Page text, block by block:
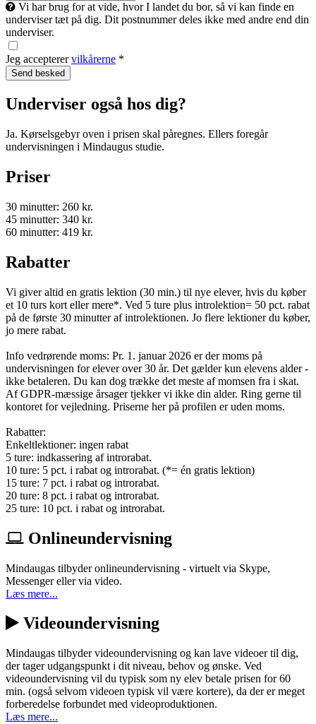
Vi har brug for at vide, hvor I landet du bor, så vi kan finde en
underviser tæt på dig. Dit postnummer deles ikke med andre end din
underviser.
Jeg accepterervilkårerne *
Underviser også hos dig?
Ja. Kørselsgebyr oven i prisen skal påregnes. Ellers foregår
undervisningen i Mindaugus studie.
Priser
30 minutter: 260 kr.
45 minutter: 340 kr.
60 minutter: 419 kr.
Rabatter
Vi giver altid en gratis lektion (30 min.) til nye elever, hvis du køber
et 10 turs kort eller mere*. Ved 5 ture plus introlektion= 50 pct. rabat
på de første 30 minutter af introlektionen. Jo flere lektioner du køber,
jo mere rabat.
Info vedrørende moms: Pr. 1. januar 2026 er der moms på
undervisningen for elever over 30 år. Det gælder kun elevens alder -
ikke betaleren. Du kan dog trække det meste af momsen fra i skat.
Af GDPR-mæssige årsager tjekker vi ikke din alder. Ring gerne til
kontoret for vejledning. Priserne her på profilen er uden moms.
Rabatter:
Enkeltlektioner: ingen rabat
5 ture: indkassering af introrabat.
10 ture: 5 pct. i rabat og introrabat. (*= én gratis lektion)
15 ture: 7 pct. i rabat og introrabat.
20 ture: 8 pct. i rabat og introrabat.
25 ture: 10 pct. i rabat og introrabat.
Onlineundervisning
Mindaugas tilbyder onlineundervisning - virtuelt via Skype,
Messenger eller via video.
Læs mere...
Videoundervisning
Mindaugas tilbyder videoundervisning og kan lave videoer til dig,
der tager udgangspunkt i dit niveau, behov og ønske. Ved
videoundervisning vil du typisk som ny elev betale prisen for 60
min. (også selvom videoen typisk vil være kortere), da der er meget
forberedelse forbundet med videoproduktionen.
Læs mere...